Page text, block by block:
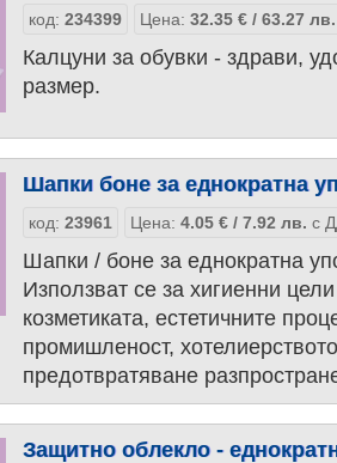
код:234399 Цена:32.35€ / 63.27лв.
Калцуни за обувки - здрави,
размер.
Шапки боне за еднократна
код:23961 Цена:4.05€ / 7.92лв. с
Шапки / боне за еднократна
Използват се за хигиенни
козметиката, естетичните
промишленост,
предотвратяване
Защитно облекло -